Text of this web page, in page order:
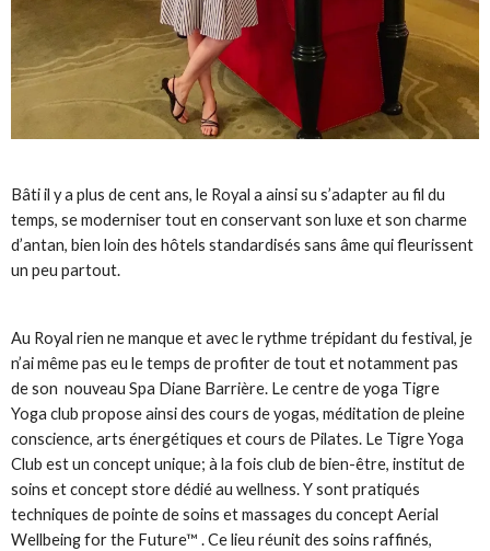
Bâti il y a plus de cent ans, le Royal a ainsi su s’adapter au fil du
temps, se moderniser tout en conservant son luxe et son charme
d’antan, bien loin des hôtels standardisés sans âme qui fleurissent
un peu partout.
Au Royal rien ne manque et avec le rythme trépidant du festival, je
n’ai même pas eu le temps de profiter de tout et notamment pas
de son nouveau Spa Diane Barrière. Le centre de yoga Tigre
Yoga club propose ainsi des cours de yogas, méditation de pleine
conscience, arts énergétiques et cours de Pilates. Le Tigre Yoga
Club est un concept unique; à la fois club de bien-être, institut de
soins et concept store dédié au wellness. Y sont pratiqués
techniques de pointe de soins et massages du concept Aerial
Wellbeing for the Future™ . Ce lieu réunit des soins raffinés,